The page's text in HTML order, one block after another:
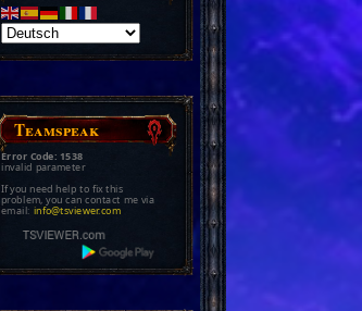
Teamspeak
Error Code: 1538
invalid parameter
If you need help to fix this
problem, you can contact me via
email: info@tsviewer.com